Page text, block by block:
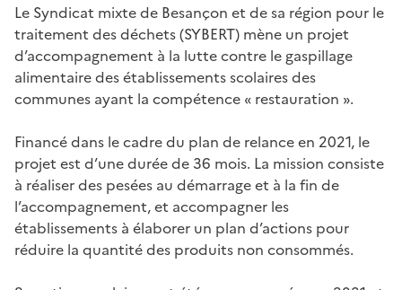
Le Syndicat mixte de Besançon et de sa région pour le
traitement des déchets (SYBERT) mène un projet
d’accompagnement à la lutte contre le gaspillage
alimentaire des établissements scolaires des
communes ayant la compétence « restauration ».
Financé dans le cadre du plan de relance en 2021, le
projet est d’une durée de 36 mois. La mission consiste
à réaliser des pesées au démarrage et à la fin de
l’accompagnement, et accompagner les
établissements à élaborer un plan d’actions pour
réduire la quantité des produits non consommés.